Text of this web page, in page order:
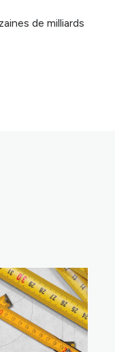
de milliards